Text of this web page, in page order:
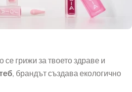
се грижи за твоето здраве и
, брандът създава екологично